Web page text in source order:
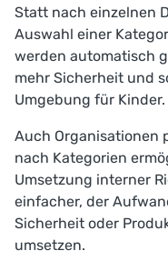
Statt nach einzelnen
Auswahl einer
werden automatisch
mehr Sicherheit und
Umgebung für Kinder.
Auch Organisationen
nach Kategorien
Umsetzung interner
einfacher, der
Sicherheit oder
umsetzen.